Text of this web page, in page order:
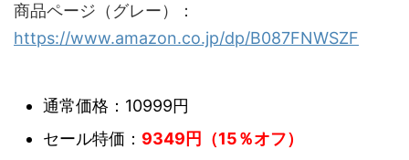
商品ページ（グレー）：
https://www.amazon.co.jp/dp/B087FNWSZF
通常価格：10999円
セール特価： 9349円（15％オフ）